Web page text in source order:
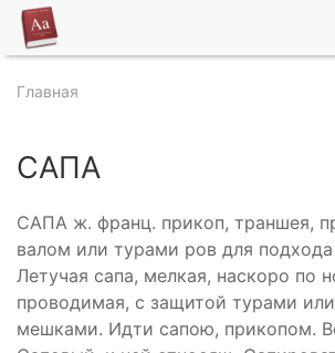
Главная
САПА
САПА ж. франц. прикоп, траншея,
валом или турами ров для
Летучая сапа, мелкая, наскоро по
проводимая, с защитой турами
мешками. Идти сапою, прикопом.